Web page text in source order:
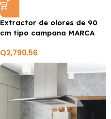
Extractor de olores de 90
cm tipo campana MARCA
Q2,790.56